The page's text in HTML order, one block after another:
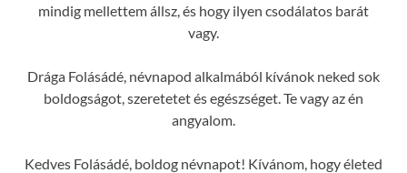
mindig mellettem állsz, és hogy ilyen csodálatos barát
vagy.
Drága Folásádé, névnapod alkalmából kívánok neked sok
boldogságot, szeretetet és egészséget. Te vagy az én
angyalom.
Kedves Folásádé, boldog névnapot! Kívánom, hogy életed